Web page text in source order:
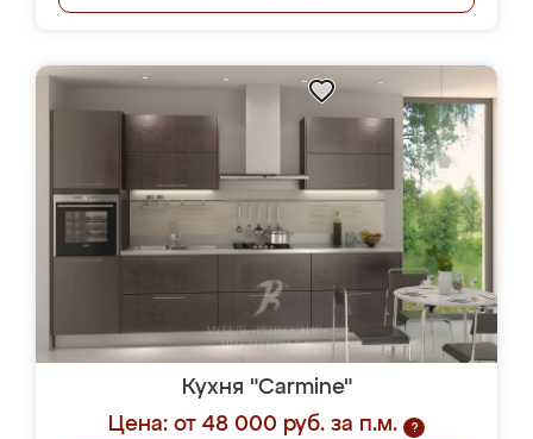
Кухня "Carmine"
Цена: от 48 000 руб. за п.м.
?